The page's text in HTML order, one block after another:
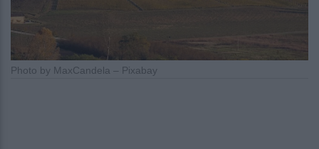
Photo by MaxCandela – Pixabay